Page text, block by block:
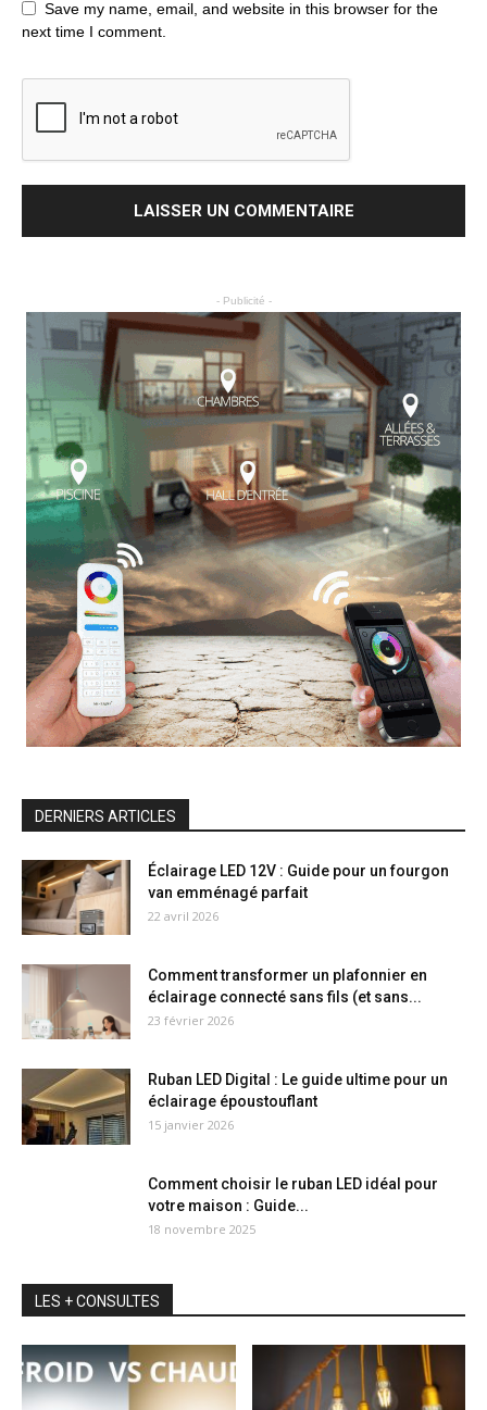
Save my name, email, and website in this browser for the
next time I comment.
- Publicité -
DERNIERS ARTICLES
Éclairage LED 12V : Guide pour un fourgon
van emménagé parfait
22 avril 2026
Comment transformer un plafonnier en
éclairage connecté sans fils (et sans...
23 février 2026
Ruban LED Digital : Le guide ultime pour un
éclairage époustouflant
15 janvier 2026
Comment choisir le ruban LED idéal pour
votre maison : Guide...
18 novembre 2025
LES + CONSULTES